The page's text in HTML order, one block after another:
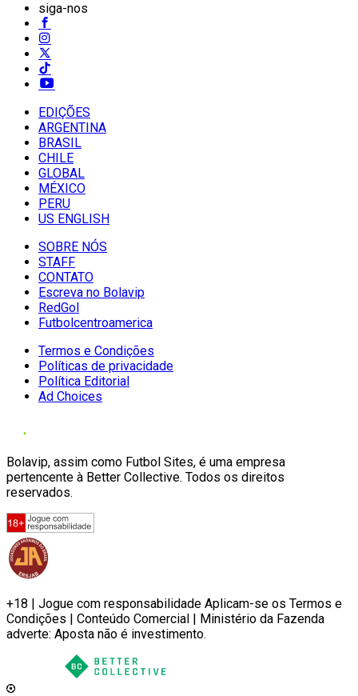
siga-nos
EDIÇÕES
ARGENTINA
BRASIL
CHILE
GLOBAL
MÉXICO
PERU
US ENGLISH
SOBRE NÓS
STAFF
CONTATO
Escreva no Bolavip
RedGol
Futbolcentroamerica
Termos e Condições
Políticas de privacidade
Política Editorial
Ad Choices
Bolavip, assim como Futbol Sites, é uma empresa
pertencente à Better Collective. Todos os direitos
reservados.
+18 | Jogue com responsabilidade Aplicam-se os Termos e
Condições | Conteúdo Comercial | Ministério da Fazenda
adverte: Aposta não é investimento.